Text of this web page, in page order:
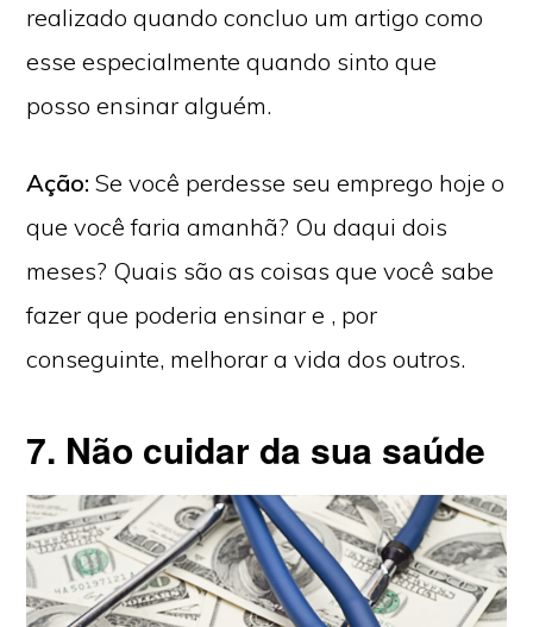
realizado quando concluo um artigo como
esse especialmente quando sinto que
posso ensinar alguém.
Ação: Se você perdesse seu emprego hoje o
que você faria amanhã? Ou daqui dois
meses? Quais são as coisas que você sabe
fazer que poderia ensinar e , por
conseguinte, melhorar a vida dos outros.
7. Não cuidar da sua saúde